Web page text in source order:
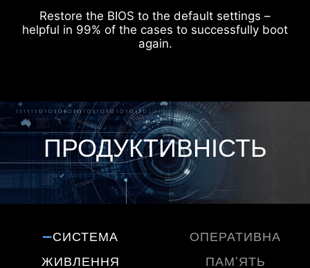
Restore the BIOS to the default settings –
helpful in 99% of the cases to successfully boot
again.
"ЗАБОРОНЕНІ" ЗОНИ
ПІД ЯКИМИ НЕ МАЄ БУТИ
БОНОК
IDENTIFY M.2 SIGNAL SOURCE
IDENTIFY USB SPEED
ПРОДУКТИВНІСТЬ
СИСТЕМА
ЖИВЛЕННЯ
ОПЕРАТИВНА
ПАМʼЯТЬ